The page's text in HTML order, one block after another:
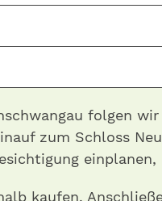
folgen
zum Schloss
einplanen,
kaufen.